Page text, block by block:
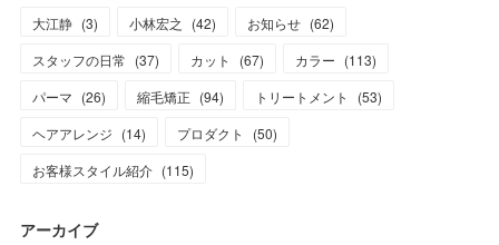
大江静 (3) 小林宏之 (42) お知らせ (62)
スタッフの日常 (37) カット (67) カラー (113)
パーマ (26) 縮毛矯正 (94) トリートメント (53)
ヘアアレンジ (14) プロダクト (50)
お客様スタイル紹介 (115)
アーカイブ